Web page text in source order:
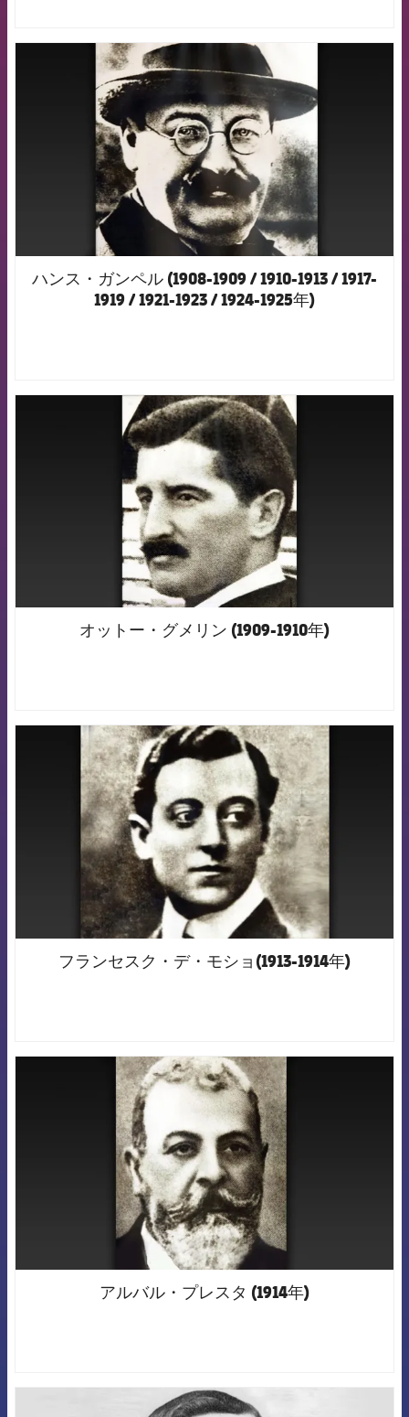
FCB Barcelona badge
ハンス・ガンペル (1908-1909 / 1910-1913 / 1917-
1919 / 1921-1923 / 1924-1925年)
FCB Barcelona badge
オットー・グメリン (1909-1910年)
FCB Barcelona badge
フランセスク・デ・モショ(1913-1914年)
FCB Barcelona badge
アルバル・プレスタ (1914年)
FCB Barcelona badge